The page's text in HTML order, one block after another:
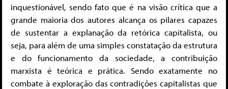
inquestionável, sendo fato que é na visão crítica que a
grande maioria dos autores alcança os pilares capazes
de sustentar a explanação da retórica capitalista, ou
seja, para além de uma simples constatação da estrutura
e do funcionamento da sociedade, a contribuição
marxista é teórica e prática. Sendo exatamente no
combate à exploração das contradições capitalistas que